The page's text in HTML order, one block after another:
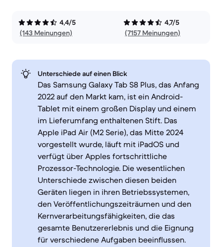
4,4/5
(143 Meinungen)
4,7/5
(7157 Meinungen)
Unterschiede auf einen Blick
Das Samsung Galaxy Tab S8 Plus, das Anfang
2022 auf den Markt kam, ist ein Android-
Tablet mit einem großen Display und einem
im Lieferumfang enthaltenen Stift. Das
Apple iPad Air (M2 Serie), das Mitte 2024
vorgestellt wurde, läuft mit iPadOS und
verfügt über Apples fortschrittliche
Prozessor-Technologie. Die wesentlichen
Unterschiede zwischen diesen beiden
Geräten liegen in ihren Betriebssystemen,
den Veröffentlichungszeiträumen und den
Kernverarbeitungsfähigkeiten, die das
gesamte Benutzererlebnis und die Eignung
für verschiedene Aufgaben beeinflussen.